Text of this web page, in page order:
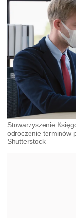
Stowarzyszenie
odroczenie terminów
Shutterstock